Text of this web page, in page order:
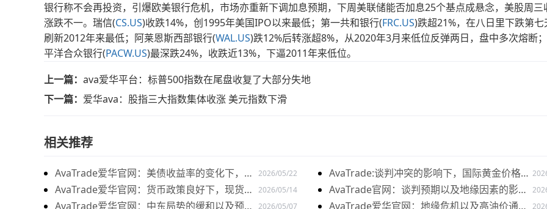
银行称不会再投资，引爆欧美银行危机，市场亦重新下调加息预期，下周美联储能否加息25个基点成悬念，美股周三
涨跌不一。瑞信(CS.US)收跌14%，创1995年美国IPO以来最低；第一共和银行(FRC.US)跌超21%，在八日里下跌第七
刷新2012年来最低；阿莱恩斯西部银行(WAL.US)跌12%后转涨超8%，从2020年3月来低位反弹两日，盘中多次熔断
平洋合众银行(PACW.US)最深跌24%，收跌近13%，下逼2011年来低位。
上一篇： ava爱华平台：标普500指数在尾盘收复了大部分失地
下一篇： 爱华ava：股指三大指数集体收涨 美元指数下滑
相关推荐
AvaTrade爱华官网：美债收益率的变化下，现
货黄金价格下跌
2026/05/22
AvaTrade爱华官网：货币政策良好下，现货黄
金持续上涨
2026/05/14
AvaTrade爱华官网：中东局势的缓和以及预期 2026/05/07
AvaTrade:谈判冲突的影响下，国际黄金价格下
跌
AvaTrade官网：谈判预期以及地缘因素的影响
下，黄金价格下跌
AvaTrade爱华官网：地缘危机以及高油价通胀